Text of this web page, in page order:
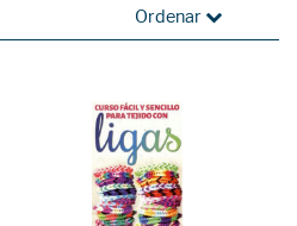
Ordenar